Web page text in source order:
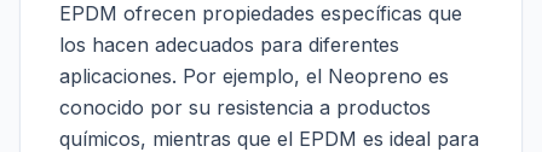
EPDM ofrecen propiedades específicas que
los hacen adecuados para diferentes
aplicaciones. Por ejemplo, el Neopreno es
conocido por su resistencia a productos
químicos, mientras que el EPDM es ideal para